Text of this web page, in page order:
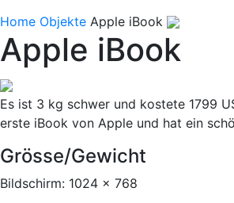
Home Objekte Apple iBook
Apple iBook
Es ist 3 kg schwer und kostete 1799
erste iBook von Apple und hat ein
Grösse/Gewicht
Bildschirm: 1024 x 768